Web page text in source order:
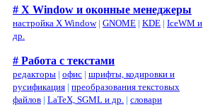
# X Window и оконные менеджеры
настройка X Window| GNOME | KDE | IceWM и
др.
# Работа с текстами
редакторы | офис | шрифты, кодировки и
русификация | преобразования текстовых
файлов | LaTeX, SGML и др. | словари